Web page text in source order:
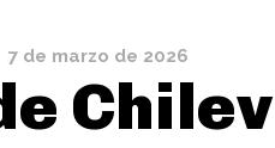
7 de marzo de 2026